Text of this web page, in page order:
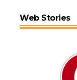
Web Stories